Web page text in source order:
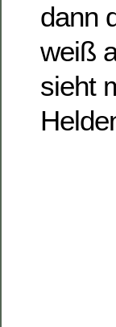
dann
weiß
sieht